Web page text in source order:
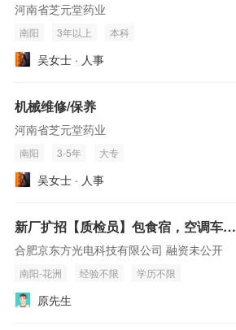
河南省芝元堂药业
南阳 3年以上 本科
吴女士 · 人事
机械维修/保养
河南省芝元堂药业
南阳 3-5年 大专
吴女士 · 人事
新厂扩招【质检员】包食宿，空调车间，无夜班，入职不花钱！
合肥京东方光电科技有限公司 融资未公开
南阳-花洲 经验不限 学历不限
原先生